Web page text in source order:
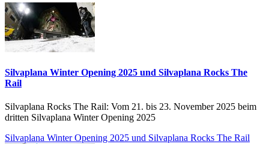
Silvaplana Winter Opening 2025 und Silvaplana Rocks The
Rail
Silvaplana Rocks The Rail: Vom 21. bis 23. November 2025 beim
dritten Silvaplana Winter Opening 2025
Silvaplana Winter Opening 2025 und Silvaplana Rocks The Rail